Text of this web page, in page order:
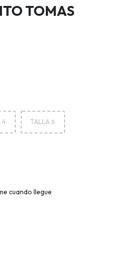
TOMAS
4 TALLA 6
cuando llegue